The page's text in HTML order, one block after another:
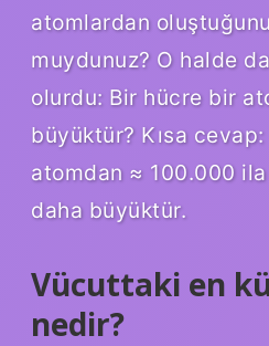
atomlardan
muydunuz? O halde
olurdu: Bir hücre bir
büyüktür? Kısa
atomdan ≈ 100.000
daha büyüktür.
Vücuttaki en
nedir?